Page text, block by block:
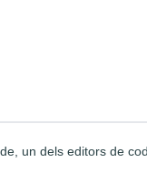
un dels editors de